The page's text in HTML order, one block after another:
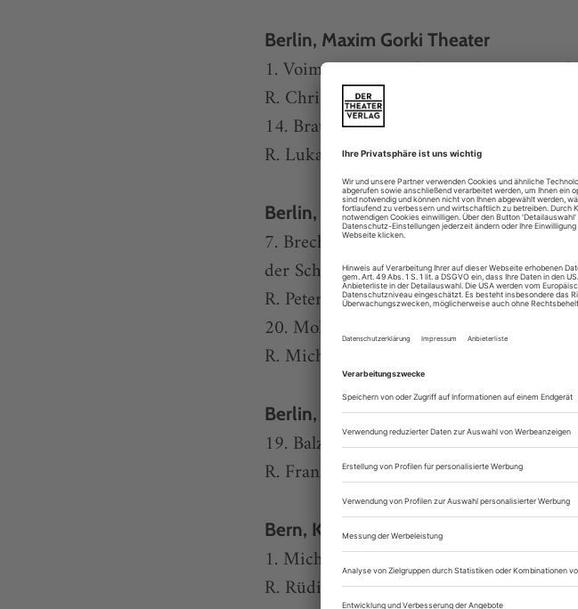
Berlin, Maxim Gorki Theater
1. Voima nach Hauff, Der kleine Muck
R. Christian Weise
14. Braun, Die Übergangsgesellschaft
R. Lukas Langhoff
Berlin, Schaubühne
7. Brecht, Die heilige Johanna
der Schlachthöfe
R. Peter Kleinert
20. Molière, Tartuffe
R. Michael Thalheimer
Berlin, Volksbühne
19. Balzac, La Cousine Bette
R. Frank Castorf
Bern, Konzert Theater
1. Michels, Kleiner König Kalle Wirsch
R. Rüdiger Burbach